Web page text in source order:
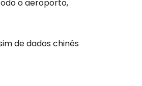
o aeroporto,
de dados chinês